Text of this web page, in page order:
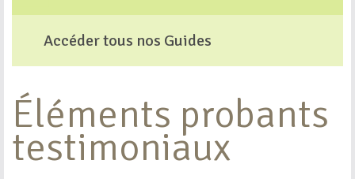
Accéder tous nos Guides
Éléments probants
testimoniaux